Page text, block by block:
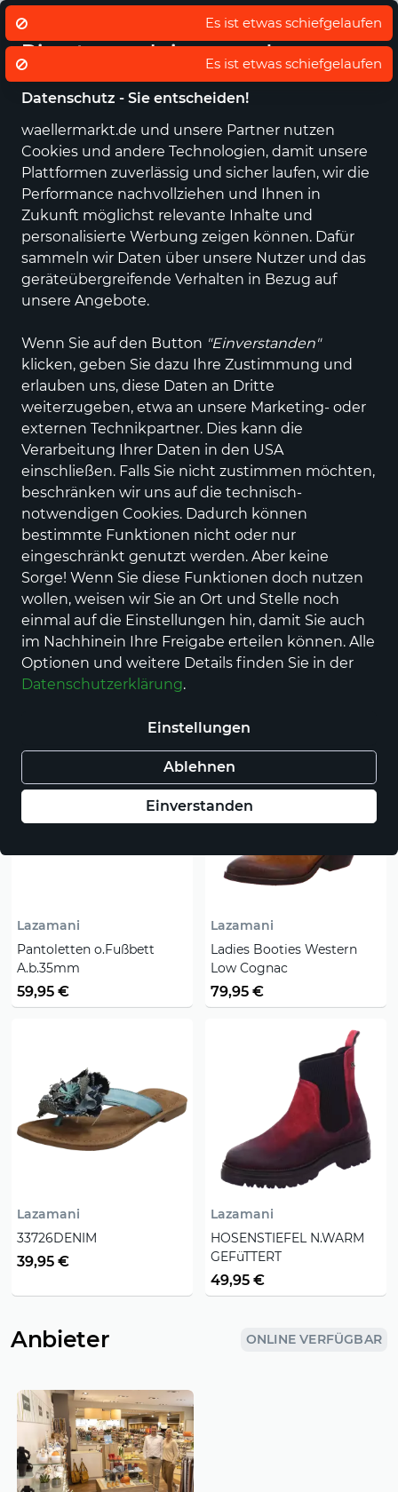
Wir nutzen Cookies um unsere
Dienste zu erbringen und zu
verbessern.
Datenschutz - Sie entscheiden!
waellermarkt.de und unsere Partner nutzen
Cookies und andere Technologien, damit unsere
Plattformen zuverlässig und sicher laufen, wir die
Performance nachvollziehen und Ihnen in
Zukunft möglichst relevante Inhalte und
personalisierte Werbung zeigen können. Dafür
sammeln wir Daten über unsere Nutzer und das
geräteübergreifende Verhalten in Bezug auf
unsere Angebote.
Wenn Sie auf den Button "Einverstanden"
klicken, geben Sie dazu Ihre Zustimmung und
erlauben uns, diese Daten an Dritte
weiterzugeben, etwa an unsere Marketing- oder
externen Technikpartner. Dies kann die
Verarbeitung Ihrer Daten in den USA
einschließen. Falls Sie nicht zustimmen möchten,
beschränken wir uns auf die technisch-
notwendigen Cookies. Dadurch können
bestimmte Funktionen nicht oder nur
eingeschränkt genutzt werden. Aber keine
Sorge! Wenn Sie diese Funktionen doch nutzen
wollen, weisen wir Sie an Ort und Stelle noch
einmal auf die Einstellungen hin, damit Sie auch
im Nachhinein Ihre Freigabe erteilen können. Alle
Optionen und weitere Details finden Sie in der
Datenschutzerklärung.
Einstellungen
Ablehnen
Einverstanden
Alle Kategorien Neuheiten Angebote Sportartikel
Lazamani
Alle Produkte
ALLE FILTER
6 Produkte
Lazamani
LA75911
Lazamani
Lazamani
Pantoletten o.Fußbett
A.b.35mm
59,95 €
Lazamani
Ladies Booties Western
Low Cognac
79,95 €
Lazamani
33726DENIM
39,95 €
Lazamani
HOSENSTIEFEL N.WARM
GEFüTTERT
49,95 €
Anbieter ONLINE VERFÜGBAR
Es ist etwas schiefgelaufen
Es ist etwas schiefgelaufen